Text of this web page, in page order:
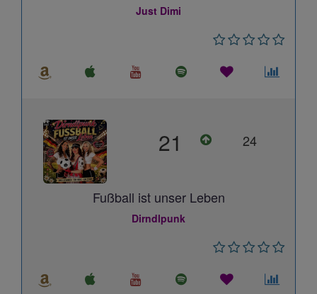
Just Dimi
21 24
Fußball ist unser Leben
Dirndlpunk